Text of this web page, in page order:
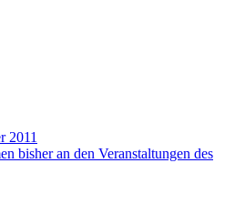
2011
bisher an den Veranstaltungen des